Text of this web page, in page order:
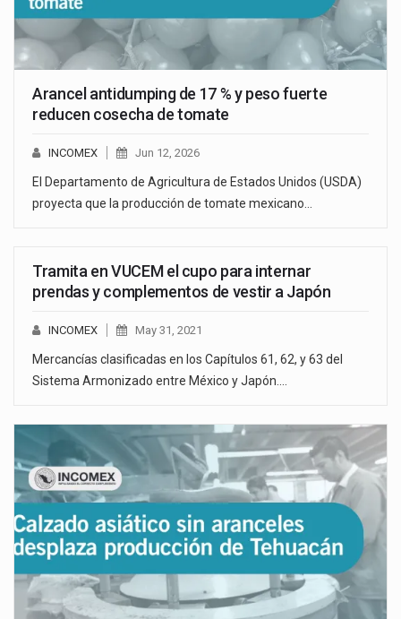
Arancel antidumping de 17 % y peso fuerte
reducen cosecha de tomate
INCOMEX Jun 12, 2026
El Departamento de Agricultura de Estados Unidos (USDA)
proyecta que la producción de tomate mexicano…
Tramita en VUCEM el cupo para internar
prendas y complementos de vestir a Japón
INCOMEX May 31, 2021
Mercancías clasificadas en los Capítulos 61, 62, y 63 del
Sistema Armonizado entre México y Japón.…